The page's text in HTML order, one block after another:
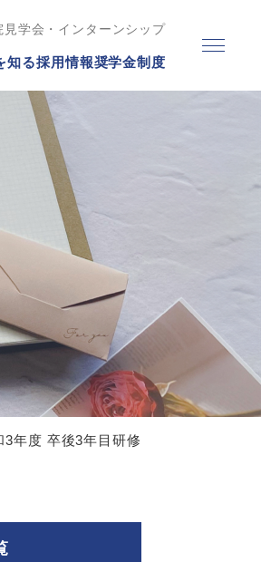
見学会・インターンシップ
知る採用情報奨学金制度
年度 卒後3年目研修